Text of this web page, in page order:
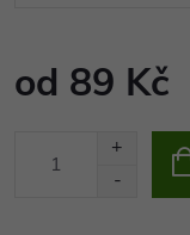
od 89 Kč